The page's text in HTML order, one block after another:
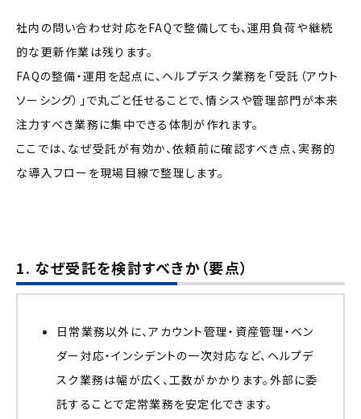
社内の問い合わせ対応をFAQで整備しても、運用負荷や継続
的な更新作業は残ります。
FAQの整備・運用を起点に、ヘルプデスク業務を「受託（アウト
ソーシング）」で丸ごと任せることで、情シスや管理部門が本来
注力すべき業務に集中できる体制が作れます。
ここでは、なぜ受託が有効か、依頼前に確認すべき点、実務的
な導入フローを現場目線で整理します。
1. なぜ受託を検討すべきか（要点）
日常業務以外に、アカウント管理・資産管理・ベン
ダー対応・インシデントの一次対応など、ヘルプデ
スク業務は幅が広く、工数がかかります。外部に委
託することで定常業務を安定化できます。